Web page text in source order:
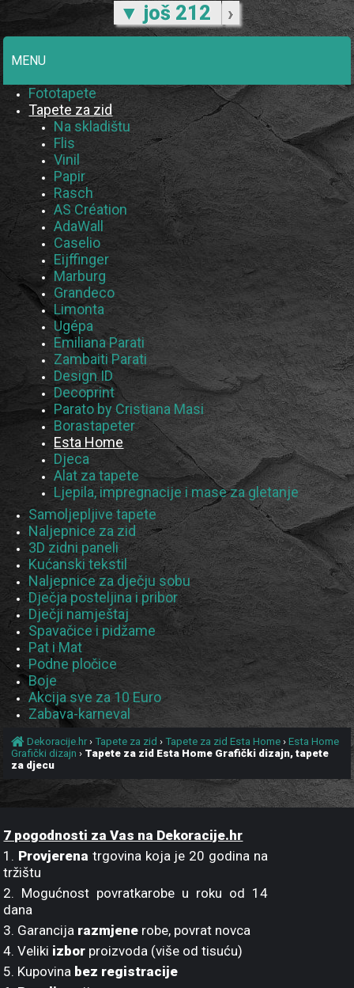
▼ još 212 ›
MENU
Fototapete
Tapete za zid
Na skladištu
Flis
Vinil
Papir
Rasch
AS Création
AdaWall
Caselio
Eijffinger
Marburg
Grandeco
Limonta
Ugépa
Emiliana Parati
Zambaiti Parati
Design ID
Decoprint
Parato by Cristiana Masi
Borastapeter
Esta Home
Djeca
Alat za tapete
Ljepila, impregnacije i mase za gletanje
Samoljepljive tapete
Naljepnice za zid
3D zidni paneli
Kućanski tekstil
Naljepnice za dječju sobu
Dječja posteljina i pribor
Dječji namještaj
Spavačice i pidžame
Pat i Mat
Podne pločice
Boje
Akcija sve za 10 Euro
Zabava-karneval
Dekoracije.hr›Tapete za zid ›Tapete za zid Esta Home ›Esta Home
Grafički dizajn › Tapete za zid Esta Home Grafički dizajn, tapete
za djecu
7 pogodnosti za Vas na Dekoracije.hr
1. Provjerena trgovina koja je 20 godina na
tržištu
2. Mogućnost povratkarobe u roku od 14
dana
3. Garancija razmjene robe, povrat novca
4. Veliki izbor proizvoda (više od tisuću)
5. Kupovina bez registracije